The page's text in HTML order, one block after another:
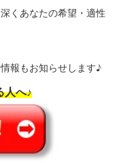
くあなたの希望・適性
報もお知らせします♪
人へ♪